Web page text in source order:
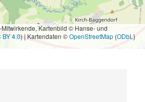
-Mitwirkende, Kartenbild © Hanse- und
BY 4.0) | Kartendaten ©OpenStreetMap (ODbL)